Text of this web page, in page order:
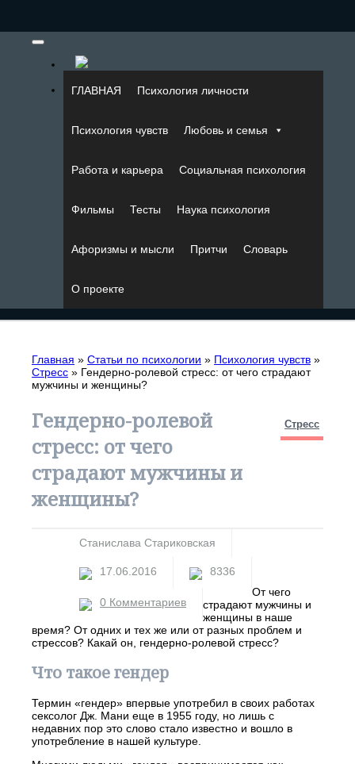
ГЛАВНАЯ Психология личности
Психология чувств Любовь и семья
Работа и карьера Социальная психология
Фильмы Тесты Наука психология
Афоризмы и мысли Притчи Словарь
О проекте
Главная » Статьи по психологии » Психология чувств »
Стресс » Гендерно-ролевой стресс: от чего страдают
мужчины и женщины?
Гендерно-ролевой
стресс: от чего
страдают мужчины и
женщины?
Стресс
Станислава Стариковская
17.06.2016 8336
0 Комментариев
От чего
страдают мужчины и
женщины в наше
время? От одних и тех же или от разных проблем и
стрессов? Какай он, гендерно-ролевой стресс?
Что такое гендер
Термин «гендер» впервые употребил в своих работах
сексолог Дж. Мани еще в 1955 году, но лишь с
недавних пор это слово стало известно и вошло в
употребление в нашей культуре.